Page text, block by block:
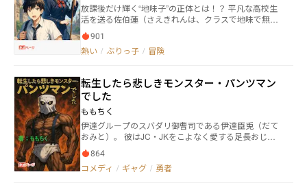
放課後だけ輝く“地味子”の正体とは！？ 平凡な高校生
活を送る佐伯蓮（さえきれんは、クラスで地味で無口
な少女綾瀬澪（あやせみお）にだけは、何となく目を
留めていた。 彼女は授業中も一言も喋らず、放課後に
なると教室の隅でなにかの本を読み続けるだけの、空
界。まるでファンタジー小説のような光景。 そして、
蓮は彼女の手によって、異世界へと召喚されてしまっ
た――！ 放課後しか喋らなかった彼女が、俺にだけ見せる
真の姿。 地味子と勇者の、世界を賭けた物語がいま始
まる！
901
熱い / ぶりっ子 / 冒険
転生したら悲しきモンスター・パンツマン
でした
ももちく
伊達グループのスバダリ御曹司である伊達臣兎（だて
おみと）。 彼はJC・JKをこよなく愛する足長おじさ
んだった。 しかし、どこからともなく現れた１０トン
トラックが彼を異世界まで跳ね飛ばす！ オミトは願っ
た……。 生まれ変わるならJC・JKのパンツになりた
864
コメディ / ギャグ / 勇者